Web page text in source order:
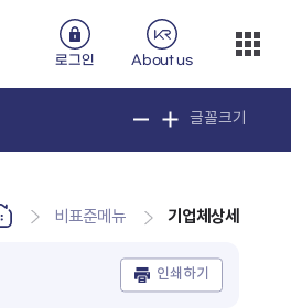
로그인 About us
글꼴크기
비표준메뉴 기업체상세
인쇄하기